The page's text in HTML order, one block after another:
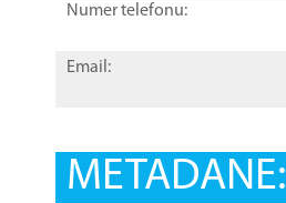
Numer telefonu:
Email:
METADANE: